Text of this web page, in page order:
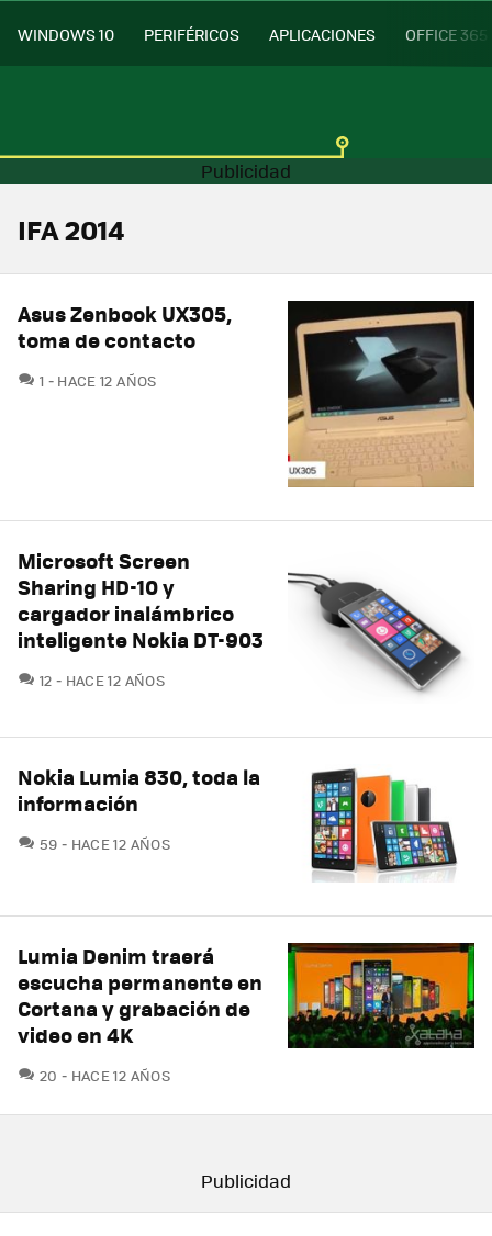
WINDOWS 10 PERIFÉRICOS APLICACIONES OFFICE 365
IFA 2014
Asus Zenbook UX305,
toma de contacto
1 COMENTARIOS
HACE 12 AÑOS
Microsoft Screen
Sharing HD-10 y
cargador inalámbrico
inteligente Nokia DT-903
12 COMENTARIOS
HACE 12 AÑOS
Nokia Lumia 830, toda la
información
59 COMENTARIOS
HACE 12 AÑOS
Lumia Denim traerá
escucha permanente en
Cortana y grabación de
video en 4K
20 COMENTARIOS
HACE 12 AÑOS